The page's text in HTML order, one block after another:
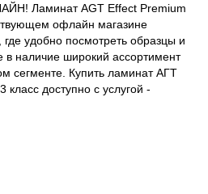
Ламинат AGT Effect Premium
офлайн магазине
удобно посмотреть образцы и
в наличие широкий ассортимент
сегменте. Купить ламинат АГТ
доступно с услугой -